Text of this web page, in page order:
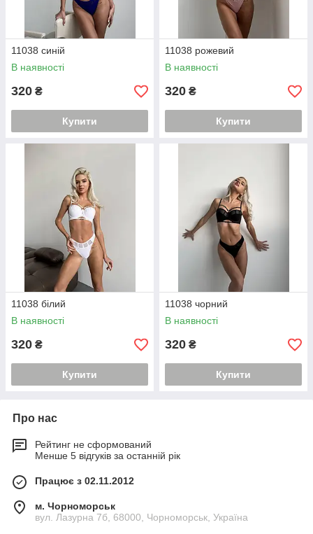
11038 синій
В наявності
320 ₴
Купити
11038 рожевий
В наявності
320 ₴
Купити
11038 білий
В наявності
320 ₴
Купити
11038 чорний
В наявності
320 ₴
Купити
Про нас
Рейтинг не сформований
Менше 5 відгуків за останній рік
Працює з 02.11.2012
м. Чорноморськ
вул. Лазурна 7б, 68000, Чорноморськ, Україна